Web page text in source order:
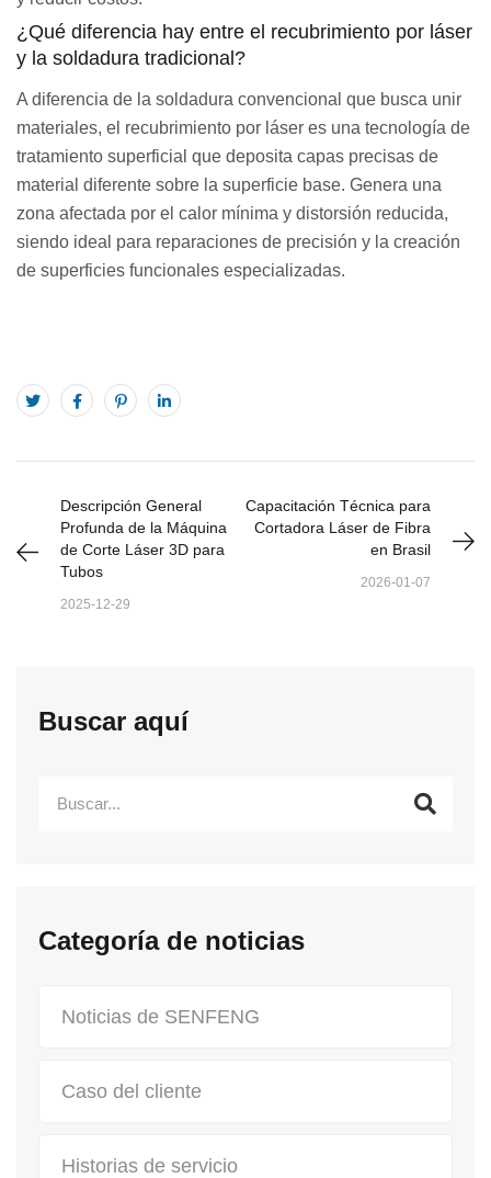
¿Qué diferencia hay entre el recubrimiento por láser
y la soldadura tradicional?
A diferencia de la soldadura convencional que busca unir
materiales, el recubrimiento por láser es una tecnología de
tratamiento superficial que deposita capas precisas de
material diferente sobre la superficie base. Genera una
zona afectada por el calor mínima y distorsión reducida,
siendo ideal para reparaciones de precisión y la creación
de superficies funcionales especializadas.
Descripción General
Profunda de la Máquina
de Corte Láser 3D para
Tubos
2025-12-29
Capacitación Técnica para
Cortadora Láser de Fibra
en Brasil
2026-01-07
Buscar aquí
Categoría de noticias
Noticias de SENFENG
Caso del cliente
Historias de servicio